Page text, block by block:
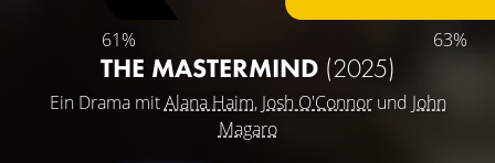
61% 63%
THE MASTERMIND (2025)
Ein Drama mitAlana Haim, Josh O'Connorund John
Magaro